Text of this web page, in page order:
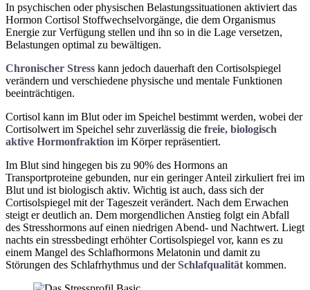
In psychischen oder physischen Belastungssituationen aktiviert das
Hormon Cortisol Stoffwechselvorgänge, die dem Organismus
Energie zur Verfügung stellen und ihn so in die Lage versetzen,
Belastungen optimal zu bewältigen.
Chronischer Stress kann jedoch dauerhaft den Cortisolspiegel
verändern und verschiedene physische und mentale Funktionen
beeinträchtigen.
Cortisol kann im Blut oder im Speichel bestimmt werden, wobei der
Cortisolwert im Speichel sehr zuverlässig die freie, biologisch
aktive Hormonfraktion im Körper repräsentiert.
Im Blut sind hingegen bis zu 90% des Hormons an
Transportproteine gebunden, nur ein geringer Anteil zirkuliert frei im
Blut und ist biologisch aktiv. Wichtig ist auch, dass sich der
Cortisolspiegel mit der Tageszeit verändert. Nach dem Erwachen
steigt er deutlich an. Dem morgendlichen Anstieg folgt ein Abfall
des Stresshormons auf einen niedrigen Abend- und Nachtwert. Liegt
nachts ein stressbedingt erhöhter Cortisolspiegel vor, kann es zu
einem Mangel des Schlafhormons Melatonin und damit zu
Störungen des Schlafrhythmus und derSchlafqualität kommen.